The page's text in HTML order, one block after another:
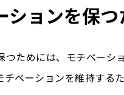
ションを保つ
つためには、モチベーシ
チベーションを維持する